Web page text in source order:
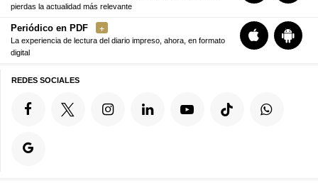
pierdas la actualidad más relevante
Periódico en PDF
La experiencia de lectura del diario impreso, ahora, en formato
digital
REDES SOCIALES